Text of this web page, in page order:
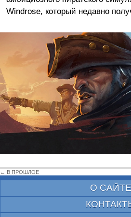
Windrose, который недавно
← В ПРОШЛОЕ
О САЙТЕ